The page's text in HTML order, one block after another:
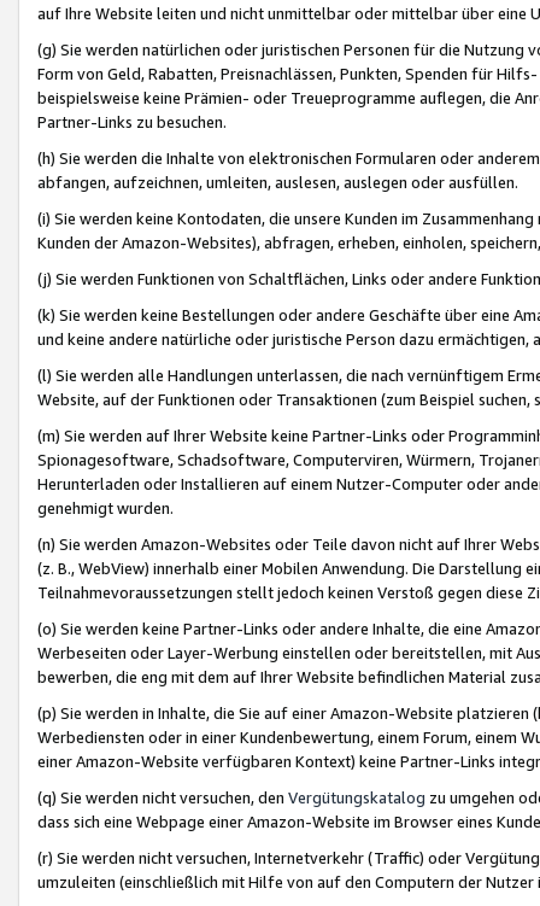
auf Ihre Website leiten und nicht unmittelbar oder mittelbar über eine
(g) Sie werden natürlichen oder juristischen Personen für die Nutzung
Form von Geld, Rabatten, Preisnachlässen, Punkten, Spenden für
beispielsweise keine Prämien- oder Treueprogramme auflegen, die
Partner-Links zu besuchen.
(h) Sie werden die Inhalte von elektronischen Formularen oder
abfangen, aufzeichnen, umleiten, auslesen, auslegen oder ausfüllen.
(i) Sie werden keine Kontodaten, die unsere Kunden im
Kunden der Amazon-Websites), abfragen, erheben, einholen,
(j) Sie werden Funktionen von Schaltflächen, Links oder andere
(k) Sie werden keine Bestellungen oder andere Geschäfte über eine
und keine andere natürliche oder juristische Person dazu
(l) Sie werden alle Handlungen unterlassen, die nach vernünftigem
Website, auf der Funktionen oder Transaktionen (zum Beispiel
(m) Sie werden auf Ihrer Website keine Partner-Links oder
Spionagesoftware, Schadsoftware, Computerviren, Würmern,
Herunterladen oder Installieren auf einem Nutzer-Computer oder
genehmigt wurden.
(n) Sie werden Amazon-Websites oder Teile davon nicht auf Ihrer
(z. B., WebView) innerhalb einer Mobilen Anwendung. Die Darstellung
Teilnahmevoraussetzungen stellt jedoch keinen Verstoß gegen diese
(o) Sie werden keine Partner-Links oder andere Inhalte, die eine
Werbeseiten oder Layer-Werbung einstellen oder bereitstellen, mit
bewerben, die eng mit dem auf Ihrer Website befindlichen Material
(p) Sie werden in Inhalte, die Sie auf einer Amazon-Website
Werbediensten oder in einer Kundenbewertung, einem Forum, einem
einer Amazon-Website verfügbaren Kontext) keine Partner-Links
(q) Sie werden nicht versuchen, den Vergütungskatalog zu umgehen
dass sich eine Webpage einer Amazon-Website im Browser eines
(r) Sie werden nicht versuchen, Internetverkehr (Traffic) oder
umzuleiten (einschließlich mit Hilfe von auf den Computern der